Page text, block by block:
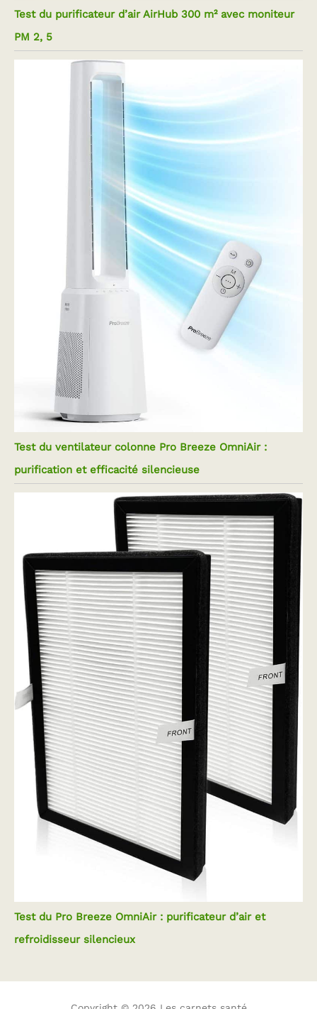
Test du purificateur d’air AirHub 300 m² avec moniteur
PM 2, 5
Test du ventilateur colonne Pro Breeze OmniAir :
purification et efficacité silencieuse
Test du Pro Breeze OmniAir : purificateur d’air et
refroidisseur silencieux